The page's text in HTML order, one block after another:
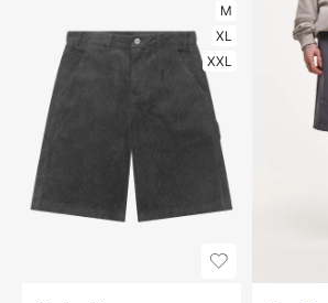
M
XL
XXL